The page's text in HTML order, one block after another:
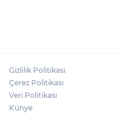
Gizlilik Politikası
Çerez Politikası
Veri Politikası
Künye